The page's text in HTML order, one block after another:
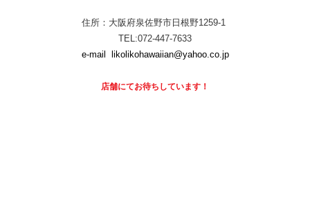
住所：大阪府泉佐野市日根野1259-1
TEL:072-447-7633
e-mail
likolikohawaiian@yahoo.co.jp
店舗にてお待ちしています！